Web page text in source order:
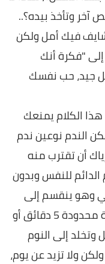
وتأخذ بيده؟..
فيك أمل ولكن
"فكرة أنك
جيد، حب نفسك
هذا الكلام يمنعك
الندم نوعين ندم
أن تقترب منه
للنفس وبدون
وهو ينقسم إلى
أمران.. الأول أن له زمن محدود وفترة محدودة 5 دقائق أو
إلى النوم
ولا تزيد عن يوم،